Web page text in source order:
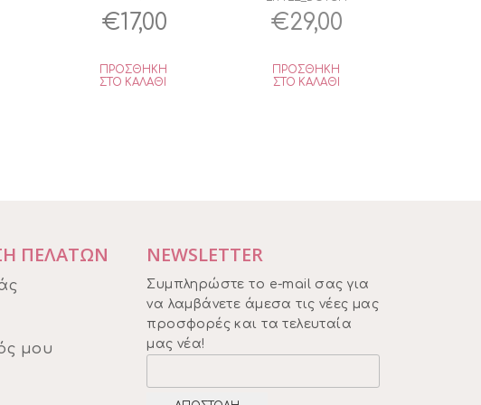
Original
was:
€17,00
ΠΡΟΣΘΉΚΗ
ΣΤΟ ΚΑΛΆΘΙ
€29,00
ΠΡΟΣΘΉΚΗ
ΣΤΟ ΚΑΛΆΘΙ
ΠΕΛΑΤΩΝ
μου
NEWSLETTER
Συμπληρώστε το e-mail σας για
να λαμβάνετε άμεσα τις νέες μας
προσφορές και τα τελευταία
μας νέα!